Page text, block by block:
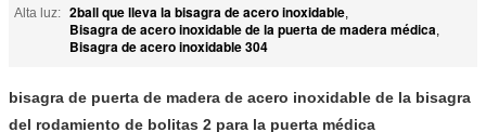
Alta luz: 2ball que lleva la bisagra de acero inoxidable,
Bisagra de acero inoxidable de la puerta de madera médica,
Bisagra de acero inoxidable 304
bisagra de puerta de madera de acero inoxidable de la bisagra
del rodamiento de bolitas 2 para la puerta médica